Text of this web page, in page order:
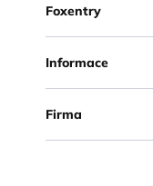
Foxentry
Informace
Firma